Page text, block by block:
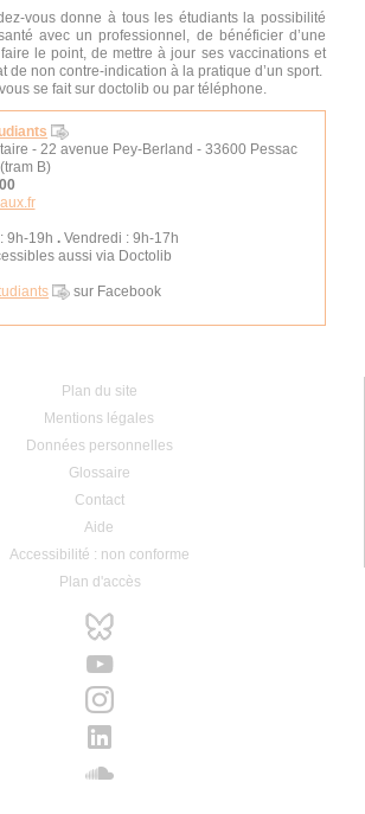
vous donne à tous les étudiants la possibilité
avec un professionnel, de bénéficier d’une
le point, de mettre à jour ses vaccinations et
de non contre-indication à la pratique d’un sport.
se fait sur doctolib ou par téléphone.
- 22 avenue Pey-Berland - 33600 Pessac
B)
9h-19h .Vendredi : 9h-17h
aussi via Doctolib
sur Facebook
Plan du site
Mentions légales
Données personnelles
Glossaire
Contact
Aide
Accessibilité : non conforme
Plan d'accès